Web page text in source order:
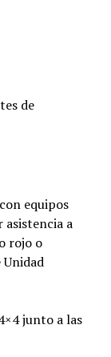
de
equipos
a
rojo o
junto a las